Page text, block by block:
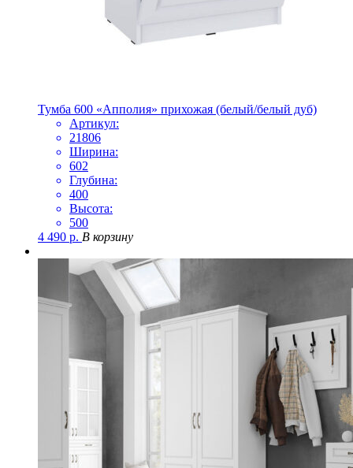
Тумба 600 «Апполия» прихожая (белый/белый дуб)
Артикул:
21806
Ширина:
602
Глубина:
400
Высота:
500
4 490 р. В корзину